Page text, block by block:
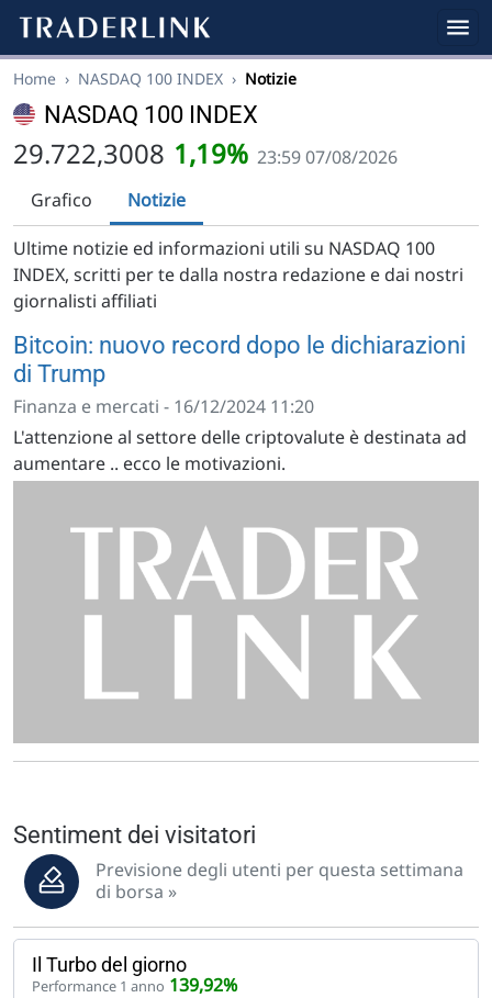
Home › NASDAQ 100 INDEX › Notizie
NASDAQ 100 INDEX
29.722,3008 1,19% 23:59 07/08/2026
Grafico
Notizie
Ultime notizie ed informazioni utili su NASDAQ 100
INDEX, scritti per te dalla nostra redazione e dai nostri
giornalisti affiliati
Bitcoin: nuovo record dopo le dichiarazioni
di Trump
Finanza e mercati - 16/12/2024 11:20
L'attenzione al settore delle criptovalute è destinata ad
aumentare .. ecco le motivazioni.
Sentiment dei visitatori
Previsione degli utenti per questa settimana
di borsa »
Il Turbo del giorno
Performance 1 anno 139,92%